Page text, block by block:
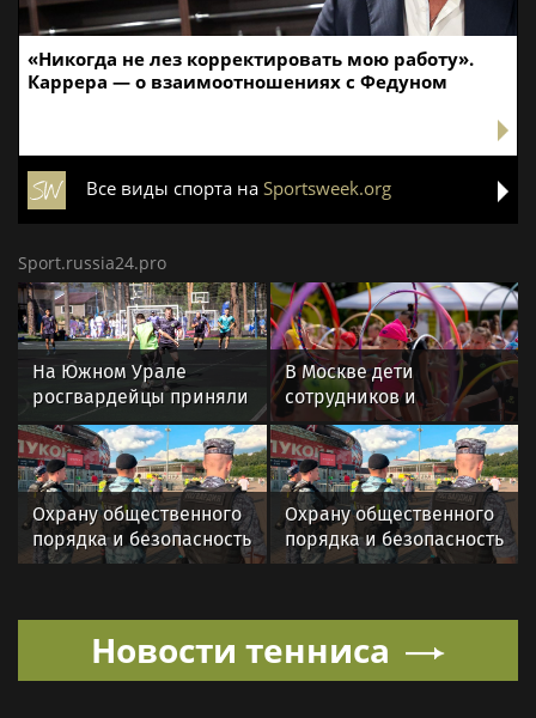
«Никогда не лез корректировать мою работу».
Каррера — о взаимоотношениях с Федуном
Все виды спорта на Sportsweek.org
Sport.russia24.pro
На Южном Урале
росгвардейцы приняли
участие в спортивных
состязаниях,
приуроченных ко Дню
физкультурника
В Москве дети
сотрудников и
военнослужащих
Росгвардии посетили
мастер-класс по
художественной
гимнастике
Охрану общественного
порядка и безопасность
на футбольном матче в
Росгвардия (видео)
Охрану общественного
порядка и безопасность
на футбольном матче в
Росгвардия
Новости тенниса